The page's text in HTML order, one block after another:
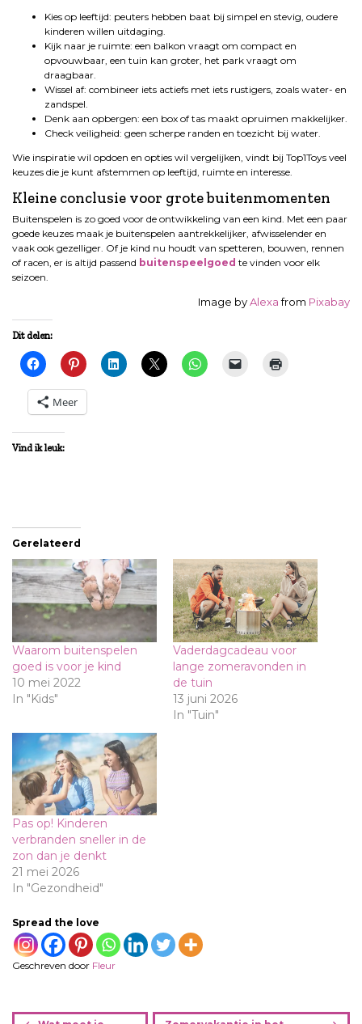
Kies op leeftijd: peuters hebben baat bij simpel en stevig, oudere
kinderen willen uitdaging.
Kijk naar je ruimte: een balkon vraagt om compact en
opvouwbaar, een tuin kan groter, het park vraagt om
draagbaar.
Wissel af: combineer iets actiefs met iets rustigers, zoals water- en
zandspel.
Denk aan opbergen: een box of tas maakt opruimen makkelijker.
Check veiligheid: geen scherpe randen en toezicht bij water.
Wie inspiratie wil opdoen en opties wil vergelijken, vindt bij Top1Toys veel
keuzes die je kunt afstemmen op leeftijd, ruimte en interesse.
Kleine conclusie voor grote buitenmomenten
Buitenspelen is zo goed voor de ontwikkeling van een kind. Met een paar
goede keuzes maak je buitenspelen aantrekkelijker, afwisselender en
vaak ook gezelliger. Of je kind nu houdt van spetteren, bouwen, rennen
of racen, er is altijd passend buitenspeelgoed te vinden voor elk
seizoen.
Image byAlexafrom Pixabay
Dit delen:
Meer
Vind ik leuk:
Gerelateerd
Waarom buitenspelen
goed is voor je kind
10 mei 2022
In "Kids"
Vaderdagcadeau voor
lange zomeravonden in
de tuin
13 juni 2026
In "Tuin"
Pas op! Kinderen
verbranden sneller in de
zon dan je denkt
21 mei 2026
In "Gezondheid"
Spread the love
Geschreven door Fleur
B